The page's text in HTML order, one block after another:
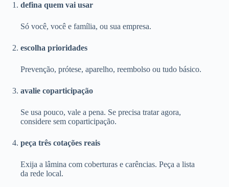
defina quem vai usar
Só você, você e família, ou sua empresa.
escolha prioridades
Prevenção, prótese, aparelho, reembolso ou tudo básico.
avalie coparticipação
Se usa pouco, vale a pena. Se precisa tratar agora,
considere sem coparticipação.
peça três cotações reais
Exija a lâmina com coberturas e carências. Peça a lista
da rede local.